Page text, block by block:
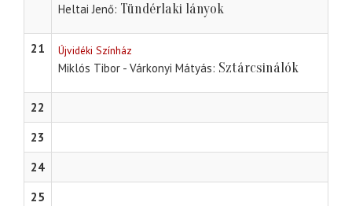
Heltai Jenő Tündérlaki lányok
21 Újvidéki Színház
Miklós Tibor - Várkonyi Mátyás Sztárcsinálók
22
23
24
25